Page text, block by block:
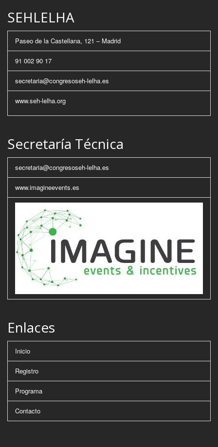
SEHLELHA
Paseo de la Castellana, 121 – Madrid
91 002 90 17
secretaria@congresoseh-lelha.es
www.seh-lelha.org
Secretaría Técnica
secretaria@congresoseh-lelha.es
www.imagineevents.es
Enlaces
Inicio
Registro
Programa
Contacto